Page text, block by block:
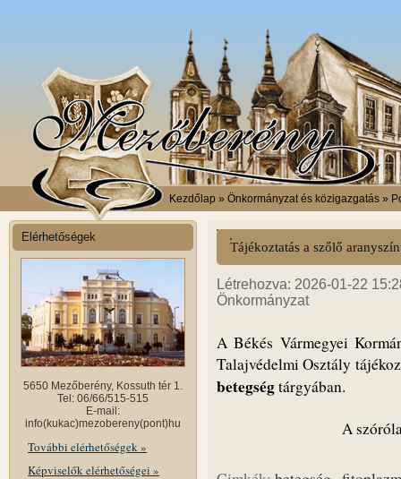
Kezdőlap » Önkormányzat és közigazgatás »
Elérhetőségek
5650 Mezőberény, Kossuth tér 1.
Tel: 06/66/515-515
E-mail:
info(kukac)mezobereny(pont)hu
További elérhetőségek »
Képviselők elérhetőségei »
Tájékoztatás a szőlő
Létrehozva: 2026-01-22
Önkormányzat
A Békés Vármegyei
Talajvédelmi Osztály
betegségtárgyában.
A